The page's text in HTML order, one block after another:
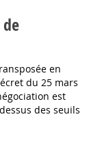
en
du 25 mars
est
des seuils